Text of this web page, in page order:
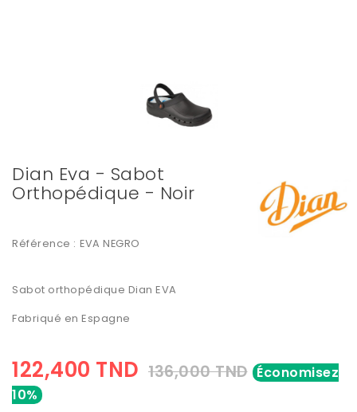
Dian Eva - Sabot
Orthopédique - Noir
Référence : EVA NEGRO
Sabot orthopédique Dian EVA
Fabriqué en Espagne
122,400 TND 136,000 TND Économisez
10%